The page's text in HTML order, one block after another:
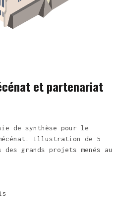
et partenariat
de synthèse pour le
Illustration de 5
grands projets menés au